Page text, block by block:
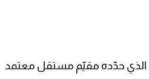
ضمن النطاق الذي حدّده مقيّم مستقل معتمد